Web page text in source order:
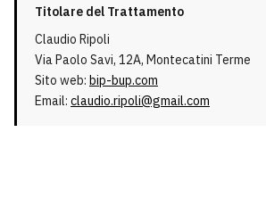
Titolare del Trattamento
Claudio Ripoli
Via Paolo Savi, 12A, Montecatini Terme
Sito web: bip-bup.com
Email: claudio.ripoli@gmail.com